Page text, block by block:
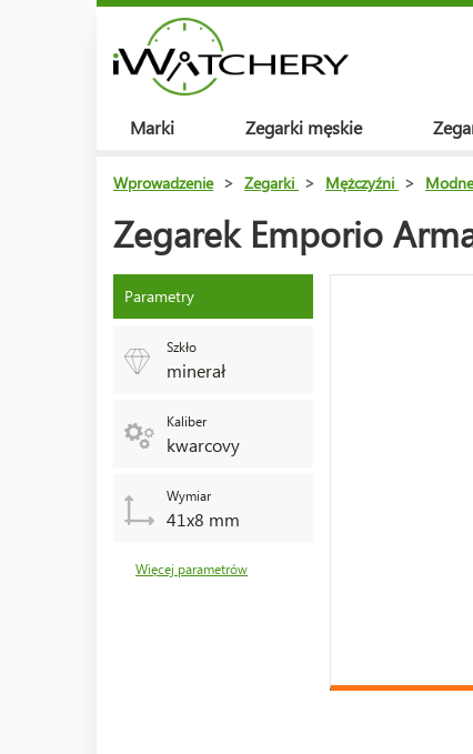
Marki Zegarki męskie
Wprowadzenie > Zegarki > Mężczyźni > Modne
Zegarek Emporio
Parametry
Szkło
minerał
Kaliber
kwarcovy
Wymiar
41x8 mm
Więcej parametrów